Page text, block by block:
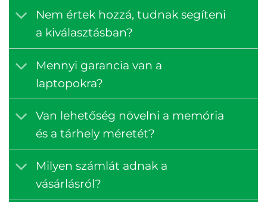
Nem értek hozzá, tudnak segíteni
a kiválasztásban?
Mennyi garancia van a
laptopokra?
Van lehetőség növelni a memória
és a tárhely méretét?
Milyen számlát adnak a
vásárlásról?